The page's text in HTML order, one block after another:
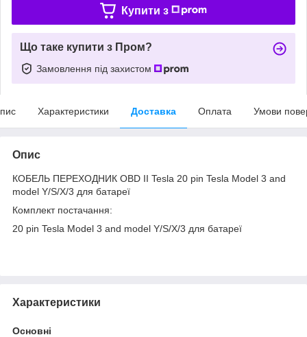
Купити з
Що таке купити з Пром?
Замовлення під захистом
Характеристики Доставка Оплата Умови
Опис
КОБЕЛЬ ПЕРЕХОДНИК OBD II Tesla 20 pin Tesla Model 3 and
model Y/S/X/3 для батареї
Комплект постачання:
20 pin Tesla Model 3 and model Y/S/X/3 для батареї
Характеристики
Основні